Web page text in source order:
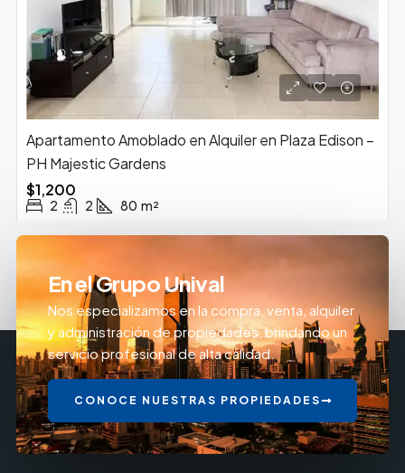
Apartamento Amoblado en Alquiler en Plaza Edison –
PH Majestic Gardens
$1,200
2 2 80 m²
En el Grupo Unival
Nos especializamos en la compra, venta, alquiler
y administración de propiedades, brindando un
servicio profesional de alta calidad.
CONOCE NUESTRAS PROPIEDADES